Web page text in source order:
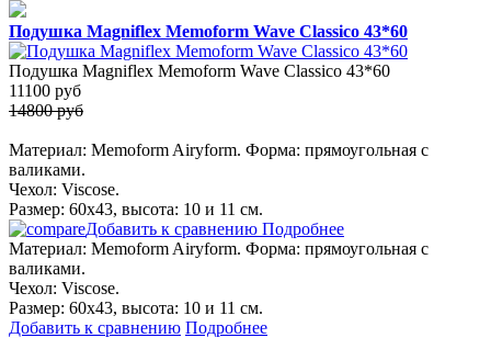
Подушка Magniflex Memoform Wave Classico 43*60
Подушка Magniflex Memoform Wave Classico 43*60
11100 руб
14800 руб
Материал: Memoform Airyform. Форма: прямоугольная с
валиками.
Чехол: Viscose.
Размер: 60х43, высота: 10 и 11 см.
Добавить к сравнению Подробнее
Материал: Memoform Airyform. Форма: прямоугольная с
валиками.
Чехол: Viscose.
Размер: 60х43, высота: 10 и 11 см.
Добавить к сравнению Подробнее